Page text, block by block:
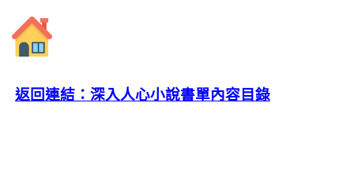
返回連結：深入人心小說書單內容目錄